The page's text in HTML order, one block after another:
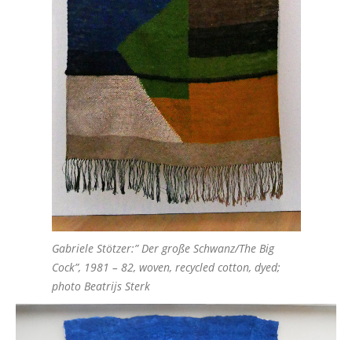
Gabriele Stötzer:” Der große Schwanz/The Big
Cock”, 1981 – 82, woven, recycled cotton, dyed;
photo Beatrijs Sterk